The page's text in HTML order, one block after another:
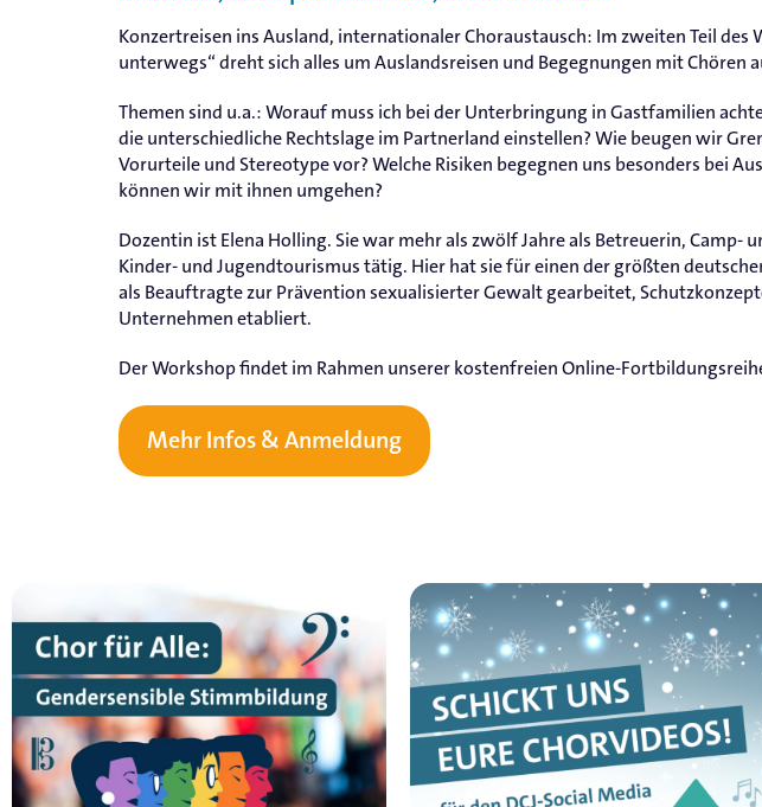
Konzertreisen ins Ausland, internationaler Choraustausch: Im zweiten Teil des
unterwegs“ dreht sich alles um Auslandsreisen und Begegnungen mit Chören
Themen sind u.a.: Worauf muss ich bei der Unterbringung in Gastfamilien
die unterschiedliche Rechtslage im Partnerland einstellen? Wie beugen wir
Vorurteile und Stereotype vor? Welche Risiken begegnen uns besonders bei
können wir mit ihnen umgehen?
Dozentin ist Elena Holling. Sie war mehr als zwölf Jahre als Betreuerin, Camp-
Kinder- und Jugendtourismus tätig. Hier hat sie für einen der größten
als Beauftragte zur Prävention sexualisierter Gewalt gearbeitet,
Unternehmen etabliert.
Der Workshop findet im Rahmen unserer kostenfreien Online-
Mehr Infos & Anmeldung